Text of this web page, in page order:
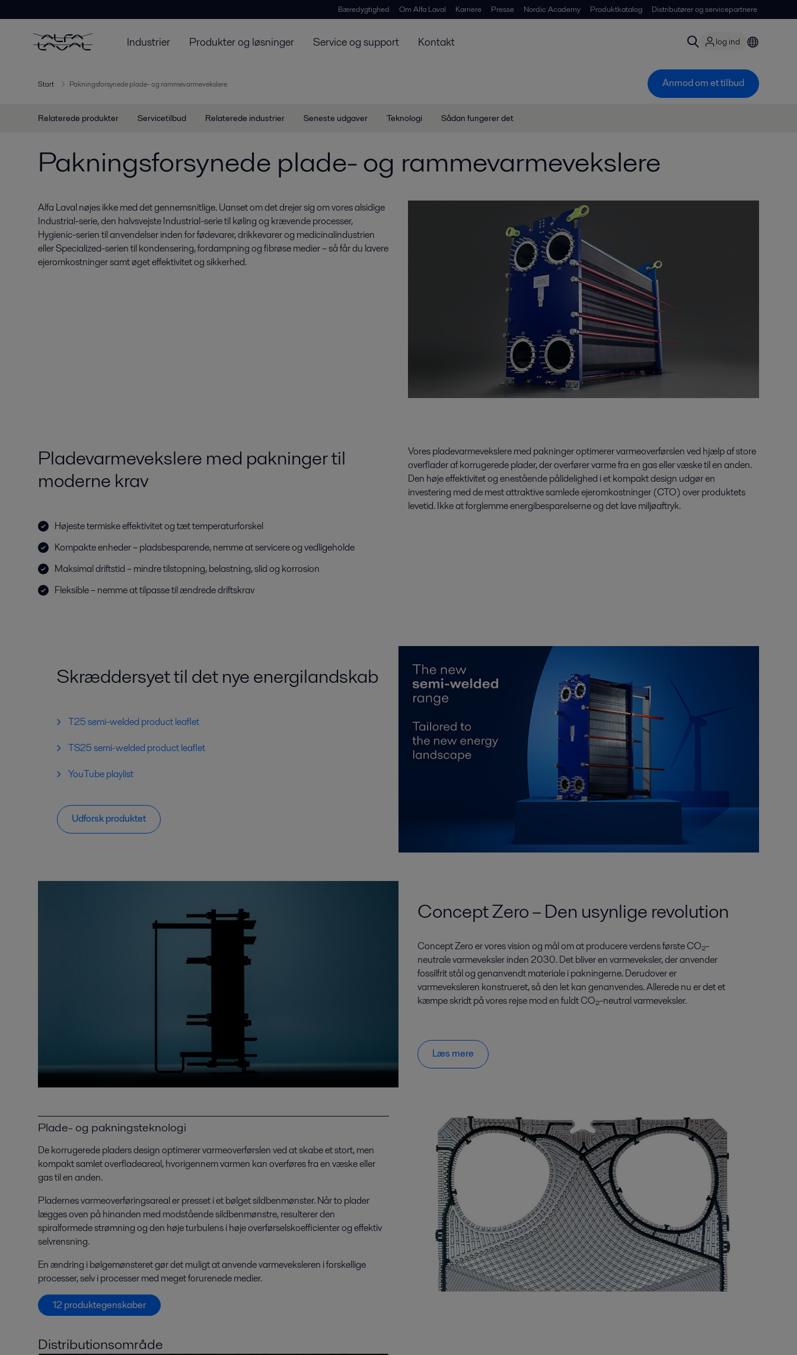
Bæredygtighed Om Alfa Laval Karriere Presse Nordic Academy Produktkatalog Distributører og servicepartnere
Industrier Produkter og løsninger Service og support Kontakt log ind
Start Pakningsforsynede plade- og rammevarmevekslere Anmod om et tilbud
Relaterede produkter Servicetilbud Relaterede industrier Seneste udgaver Teknologi Sådan fungerer det
Pakningsforsynede plade- og rammevarmevekslere
Alfa Laval nøjes ikke med det gennemsnitlige. Uanset om det drejer sig om vores alsidige
Industrial-serie, den halvsvejste Industrial-serie til køling og krævende processer,
Hygienic-serien til anvendelser inden for fødevarer, drikkevarer og medicinalindustrien
eller Specialized-serien til kondensering, fordampning og fibrøse medier – så får du lavere
ejeromkostninger samt øget effektivitet og sikkerhed.
Pladevarmevekslere med pakninger til
moderne krav
Højeste termiske effektivitet og tæt temperaturforskel
Kompakte enheder – pladsbesparende, nemme at servicere og vedligeholde
Maksimal driftstid – mindre tilstopning, belastning, slid og korrosion
Fleksible – nemme at tilpasse til ændrede driftskrav
Vores pladevarmevekslere med pakninger optimerer varmeoverførslen ved hjælp af store
overflader af korrugerede plader, der overfører varme fra en gas eller væske til en anden.
Den høje effektivitet og enestående pålidelighed i et kompakt design udgør en
investering med de mest attraktive samlede ejeromkostninger (CTO) over produktets
levetid. Ikke at forglemme energibesparelserne og det lave miljøaftryk.
Skræddersyet til det nye energilandskab
T25 semi-welded product leaflet
TS25 semi-welded product leaflet
YouTube playlist
Udforsk produktet
Concept Zero – Den usynlige revolution
Concept Zero er vores vision og mål om at producere verdens første CO₂-
neutrale varmeveksler inden 2030. Det bliver en varmeveksler, der anvender
fossilfrit stål og genanvendt materiale i pakningerne. Derudover er
varmeveksleren konstrueret, så den let kan genanvendes. Allerede nu er det et
kæmpe skridt på vores rejse mod en fuldt CO₂-neutral varmeveksler.
Læs mere
Plade- og pakningsteknologi
De korrugerede pladers design optimerer varmeoverførslen ved at skabe et stort, men
kompakt samlet overfladeareal, hvorigennem varmen kan overføres fra en væske eller
gas til en anden.
Pladernes varmeoverføringsareal er presset i et bølget sildbenmønster. Når to plader
lægges oven på hinanden med modstående sildbenmønstre, resulterer den
spiralformede strømning og den høje turbulens i høje overførselskoefficienter og effektiv
selvrensning.
En ændring i bølgemønsteret gør det muligt at anvende varmeveksleren i forskellige
processer, selv i processer med meget forurenede medier.
12 produktegenskaber
Distributionsområde